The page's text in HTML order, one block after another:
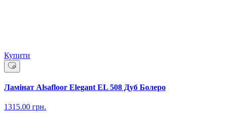
Купити
Ламінат Alsafloor Elegant EL 508 Дуб Болеро
1315.00 грн.